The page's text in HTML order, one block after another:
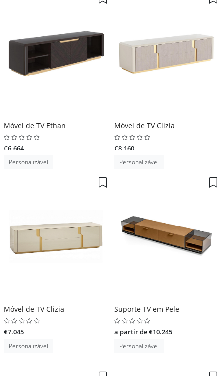
Móvel de TV Ethan
€6.664
Personalizável
Móvel de TV Clizia
€8.160
Personalizável
Móvel de TV Clizia
€7.045
Personalizável
Suporte TV em Pele
a partir de €10.245
Personalizável